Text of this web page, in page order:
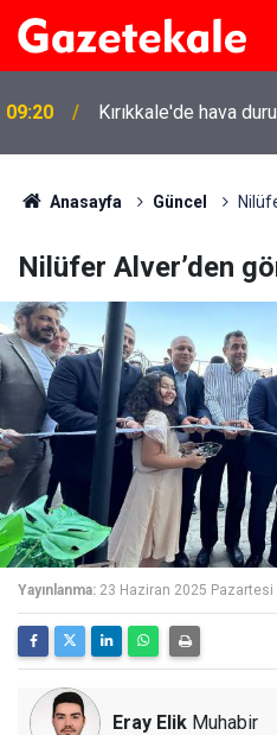
09:20 Kırıkkale'de hava
Anasayfa Güncel
Nilüfer Alver’den
Yayınlanma: 23 Haziran 2025 Pazartesi
Eray Elik Muhabir